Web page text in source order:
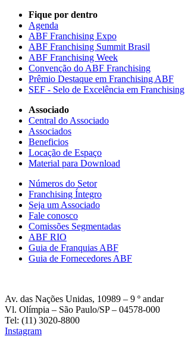
Fique por dentro
Agenda
ABF Franchising Expo
ABF Franchising Summit Brasil
ABF Franchising Week
Convenção do ABF Franchising
Prêmio Destaque em Franchising ABF
SEF - Selo de Excelência em Franchising
Associado
Central do Associado
Associados
Beneficios
Locação de Espaço
Material para Download
Números do Setor
Franchising Íntegro
Seja um Associado
Fale conosco
Comissões Segmentadas
ABF RIO
Guia de Franquias ABF
Guia de Fornecedores ABF
Av. das Nações Unidas, 10989 – 9 º andar
Vl. Olímpia – São Paulo/SP – 04578-000
Tel: (11) 3020-8800
Instagram